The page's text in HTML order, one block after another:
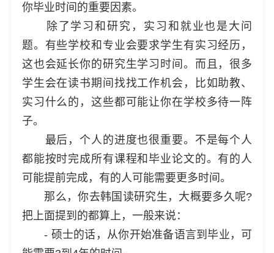
你毕业时间的重要因素。
除了学习和研究，实习和就业也是大问
题。有些学校和专业会要求学生有实习经历，
这也会延长你的研究生学习时间。而且，很多
学生会在读书期间找找工作机会，比如助教、
实习什么的，这些都可能让你在学校多待一阵
子。
最后，个人的进度也很重要。不是每个人
都能按时完成所有课程和毕业论文的。有的人
可能提前完成，有的人可能需要更多时间。
那么，你去韩国读研究生，大概要多久呢?
把上面提到的都算上，一般来说：
- 硕士的话，从你开始准备语言到毕业，可